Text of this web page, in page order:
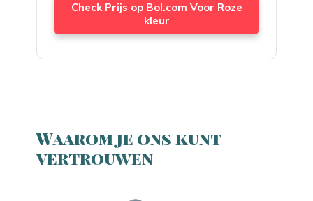
Check Prijs op Bol.com Voor Roze
kleur
Waarom je ons kunt
vertrouwen